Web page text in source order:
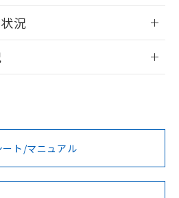
。
イン/会員登録
用いただく前に、以下を必ずお読
況
凡例
式承認
ェー
BV型式承認
（フランス
KR型式
（韓国
ト/マニュアル
しておりました。
品への在庫切替を完了
、特段のことがない限
より割愛しておりま